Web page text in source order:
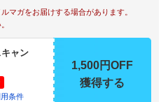
マガをお届けする場合があります。
ャン
条件
1,500円OFF
獲得する